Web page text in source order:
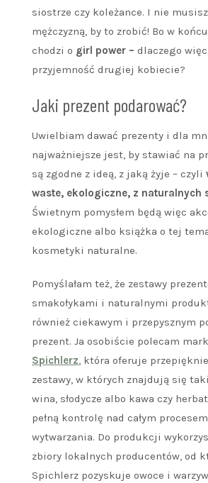
siostrze czy koleżance. I nie
mężczyzną, by to zrobić! Bo w
chodzi o girl power – dlaczego
przyjemność drugiej kobiecie?
Jaki prezent podarować?
Uwielbiam dawać prezenty i dla
najważniejsze jest, by stawiać na
są zgodne z ideą, z jaką żyje – czyli
waste, ekologiczne, z naturalnych
Świetnym pomysłem będą więc
ekologiczne albo książka o tej
kosmetyki naturalne.
Pomyślałam też, że zestawy
smakołykami i naturalnymi
również ciekawym i przepysznym
prezent. Ja osobiście polecam
Spichlerz, która oferuje
zestawy, w których znajdują się
wina, słodycze albo kawa czy
pełną kontrolę nad całym
wytwarzania. Do produkcji
zbiory lokalnych producentów, od
Spichlerz pozyskuje owoce i